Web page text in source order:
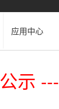
应用中心
示 ---